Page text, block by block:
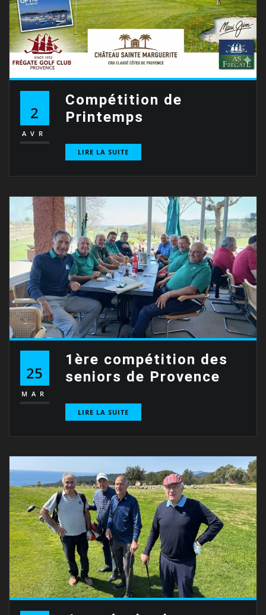
2
AVR
Compétition de
Printemps
LIRE LA SUITE
25
MAR
1ère compétition des
seniors de Provence
LIRE LA SUITE